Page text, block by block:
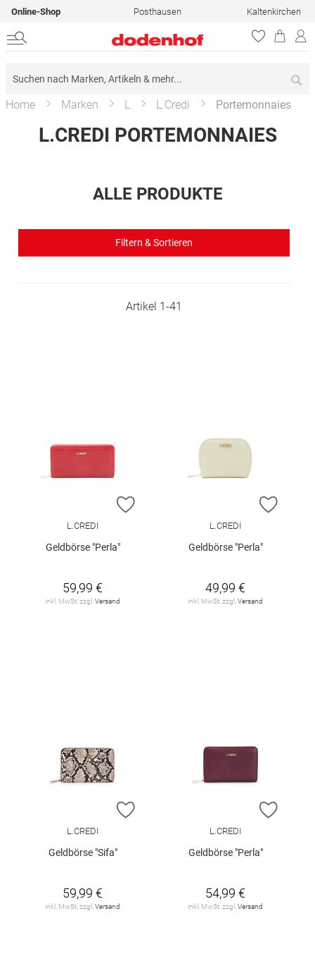
Online-Shop Posthausen Kaltenkirchen
Home Marken L L.Credi Portemonnaies
L.CREDI PORTEMONNAIES
ALLE PRODUKTE
Filtern & Sortieren
Artikel 1-41
ZUR WUNSCHLISTE HINZUFÜGEN
L.CREDI
Geldbörse "Perla"
59,99 €
inkl. MwSt. zzgl. Versand
ZUR
L.CREDI
Geldbörse "Perla"
49,99 €
inkl. MwSt. zzgl. Versand
ZUR WUNSCHLISTE HINZUFÜGEN
L.CREDI
Geldbörse "Sifa"
59,99 €
inkl. MwSt. zzgl. Versand
ZUR
L.CREDI
Geldbörse "Perla"
54,99 €
inkl. MwSt. zzgl. Versand